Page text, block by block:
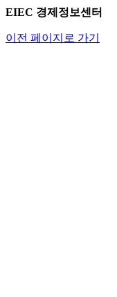
EIEC 경제정보센터
이전 페이지로 가기